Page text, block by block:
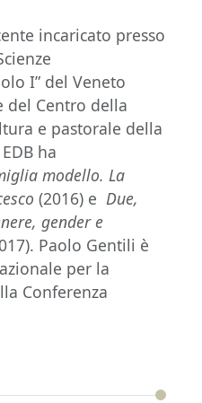
incaricato presso
I” del Veneto
del Centro della
e pastorale della
ha
modello. La
(2016) e Due,
gender e
Paolo Gentili è
per la
Conferenza